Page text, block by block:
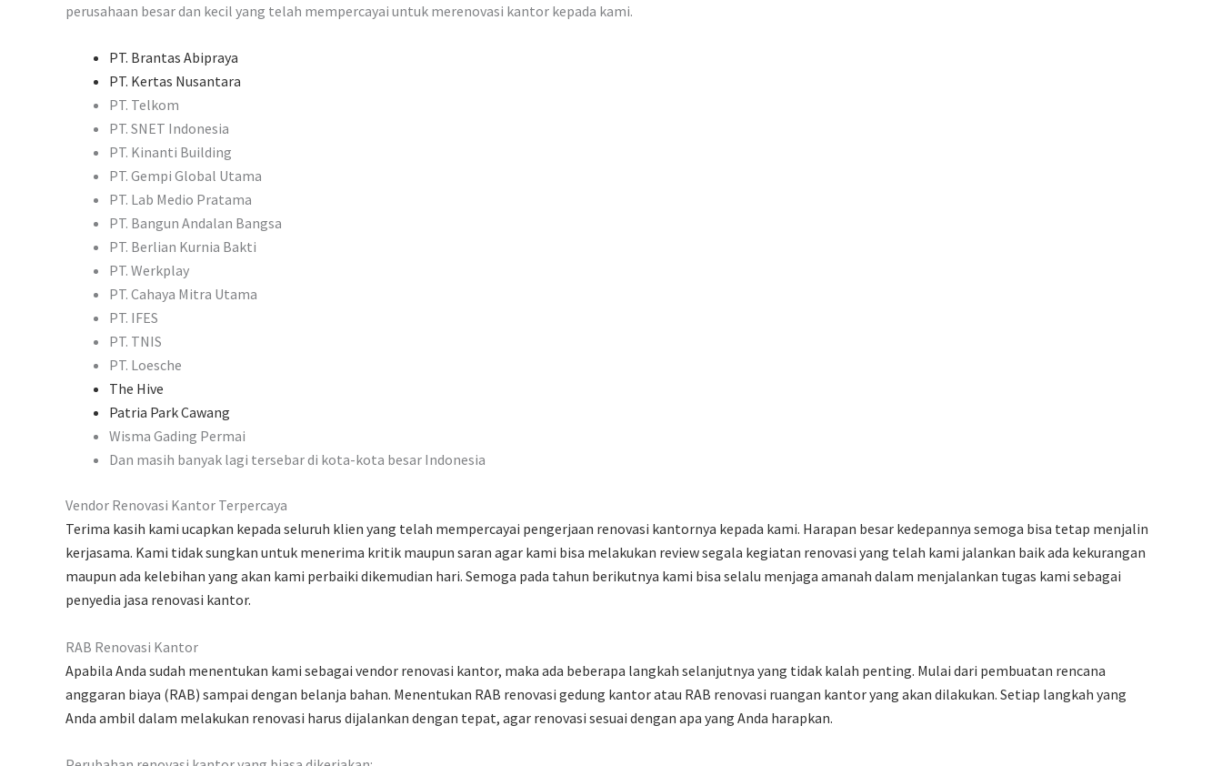
perusahaan besar dan kecil yang telah mempercayai untuk merenovasi kantor kepada kami.
PT. Brantas Abipraya
PT. Kertas Nusantara
PT. Telkom
PT. SNET Indonesia
PT. Kinanti Building
PT. Gempi Global Utama
PT. Lab Medio Pratama
PT. Bangun Andalan Bangsa
PT. Berlian Kurnia Bakti
PT. Werkplay
PT. Cahaya Mitra Utama
PT. IFES
PT. TNIS
PT. Loesche
The Hive
Patria Park Cawang
Wisma Gading Permai
Dan masih banyak lagi tersebar di kota-kota besar Indonesia
Vendor Renovasi Kantor Terpercaya
Terima kasih kami ucapkan kepada seluruh klien yang telah mempercayai pengerjaan renovasi kantornya kepada kami. Harapan besar kedepannya semoga bisa tetap menjalin
kerjasama. Kami tidak sungkan untuk menerima kritik maupun saran agar kami bisa melakukan review segala kegiatan renovasi yang telah kami jalankan baik ada kekurangan
maupun ada kelebihan yang akan kami perbaiki dikemudian hari. Semoga pada tahun berikutnya kami bisa selalu menjaga amanah dalam menjalankan tugas kami sebagai
penyedia jasa renovasi kantor.
RAB Renovasi Kantor
Apabila Anda sudah menentukan kami sebagai vendor renovasi kantor, maka ada beberapa langkah selanjutnya yang tidak kalah penting. Mulai dari pembuatan rencana
anggaran biaya (RAB) sampai dengan belanja bahan. Menentukan RAB renovasi gedung kantor atau RAB renovasi ruangan kantor yang akan dilakukan. Setiap langkah yang
Anda ambil dalam melakukan renovasi harus dijalankan dengan tepat, agar renovasi sesuai dengan apa yang Anda harapkan.